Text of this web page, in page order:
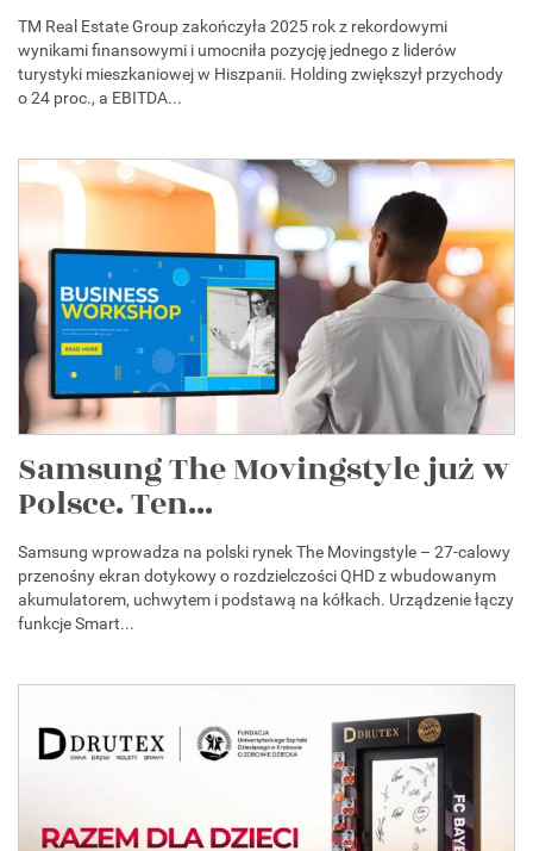
TM Real Estate Group zakończyła 2025 rok z rekordowymi
wynikami finansowymi i umocniła pozycję jednego z liderów
turystyki mieszkaniowej w Hiszpanii. Holding zwiększył przychody
o 24 proc., a EBITDA...
Samsung The Movingstyle już w
Polsce. Ten...
Samsung wprowadza na polski rynek The Movingstyle – 27-calowy
przenośny ekran dotykowy o rozdzielczości QHD z wbudowanym
akumulatorem, uchwytem i podstawą na kółkach. Urządzenie łączy
funkcje Smart...